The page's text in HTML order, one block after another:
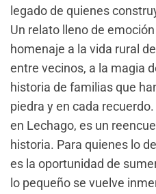
legado de quienes
Un relato lleno de
homenaje a la vida rural
entre vecinos, a la magia
historia de familias que
piedra y en cada
en Lechago, es un
historia. Para quienes lo
es la oportunidad de
lo pequeño se vuelve